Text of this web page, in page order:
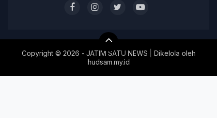
Copyright © 2026 - JATIM SATU NEWS | Dikelola oleh
hudsam.my.id